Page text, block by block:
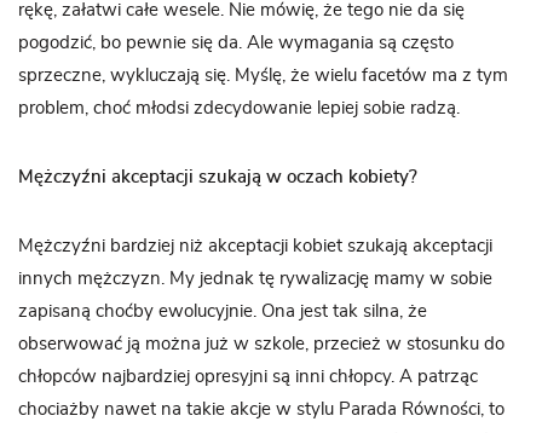
rękę, załatwi całe wesele. Nie mówię, że tego nie da się
pogodzić, bo pewnie się da. Ale wymagania są często
sprzeczne, wykluczają się. Myślę, że wielu facetów ma z tym
problem, choć młodsi zdecydowanie lepiej sobie radzą.
Mężczyźni akceptacji szukają w oczach kobiety?
Mężczyźni bardziej niż akceptacji kobiet szukają akceptacji
innych mężczyzn. My jednak tę rywalizację mamy w sobie
zapisaną choćby ewolucyjnie. Ona jest tak silna, że
obserwować ją można już w szkole, przecież w stosunku do
chłopców najbardziej opresyjni są inni chłopcy. A patrząc
chociażby nawet na takie akcje w stylu Parada Równości, to